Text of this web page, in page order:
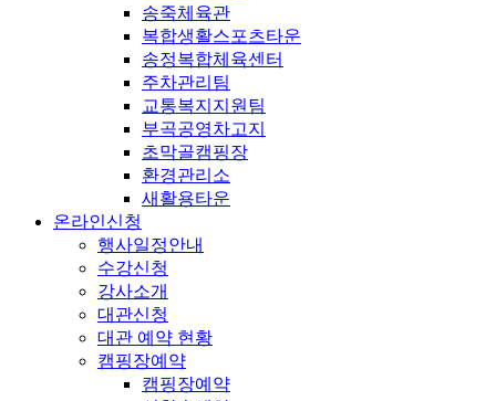
송죽체육관
복합생활스포츠타운
송정복합체육센터
주차관리팀
교통복지지원팀
부곡공영차고지
초막골캠핑장
환경관리소
새활용타운
온라인신청
행사일정안내
수강신청
강사소개
대관신청
대관 예약 현황
캠핑장예약
캠핑장예약